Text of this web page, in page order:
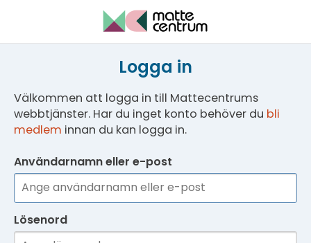
Logga in
Välkommen att logga in till Mattecentrums
webbtjänster. Har du inget konto behöver du bli
medlem innan du kan logga in.
Användarnamn eller e-post
Lösenord